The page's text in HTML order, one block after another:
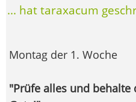
... hat taraxacum
Montag der 1. Woche
"Prüfe alles und behalte